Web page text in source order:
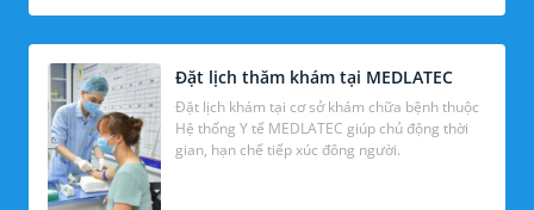
Đặt lịch thăm khám tại MEDLATEC
Đặt lịch khám tại cơ sở khám chữa bệnh thuộc
Hệ thống Y tế MEDLATEC giúp chủ động thời
gian, hạn chế tiếp xúc đông người.